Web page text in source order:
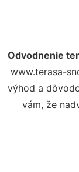
Odvodnenie
www.terasa-
výhod a
vám, že